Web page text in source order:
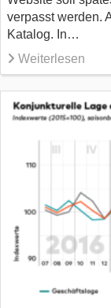
verpasst werden.
Katalog. In…
Weiterlesen